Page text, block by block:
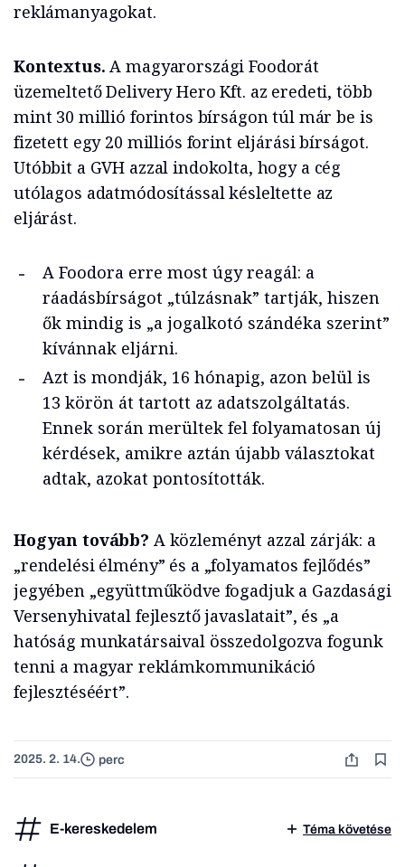
reklámanyagokat.
Kontextus. A magyarországi Foodorát
üzemeltető Delivery Hero Kft. az eredeti, több
mint 30 millió forintos bírságon túl már be is
fizetett egy 20 milliós forint eljárási bírságot.
Utóbbit a GVH azzal indokolta, hogy a cég
utólagos adatmódosítással késleltette az
eljárást.
A Foodora erre most úgy reagál: a
ráadásbírságot „túlzásnak” tartják, hiszen
ők mindig is „a jogalkotó szándéka szerint”
kívánnak eljárni.
Azt is mondják, 16 hónapig, azon belül is
13 körön át tartott az adatszolgáltatás.
Ennek során merültek fel folyamatosan új
kérdések, amikre aztán újabb választokat
adtak, azokat pontosították.
Hogyan tovább? A közleményt azzal zárják: a
„rendelési élmény” és a „folyamatos fejlődés”
jegyében „együttműködve fogadjuk a Gazdasági
Versenyhivatal fejlesztő javaslatait”, és „a
hatóság munkatársaival összedolgozva fogunk
tenni a magyar reklámkommunikáció
fejlesztéséért”.
2025. 2. 14. perc
E-kereskedelem Téma követése